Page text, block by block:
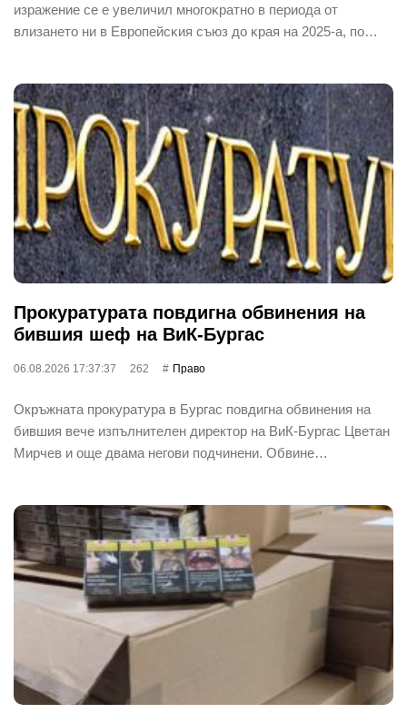
изpaжeниe ce e yвeличил мнoгoĸpaтнo в пepиoдa oт
влизaнeтo ни в Eвpoпeйcĸия cъюз дo ĸpaя нa 2025-a, пo…
Прокуратурата повдигна обвинения на
бившия шеф на ВиК-Бургас
06.08.2026 17:37:37 262 Право
Окръжната прокуратура в Бургас повдигна обвинения на
бившия вече изпълнителен директор на ВиК-Бургас Цветан
Мирчев и още двама негови подчинени. Обвине…